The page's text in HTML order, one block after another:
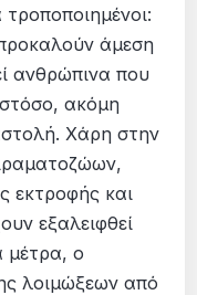
τροποποιημένοι:
άμεση
ανθρώπινα που
ακόμη
Χάρη στην
εκτροφής και
εξαλειφθεί
μέτρα, ο
λοιμώξεων από